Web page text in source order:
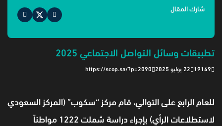
شارك المقال
تطبيقات وسائل التواصل الاجتماعي 2025
19149 22 يوليو 2025 https://scop.sa/?p=2090
للعام الرابع على التوالي، قام مركز “سكوب” (المركز السعودي
لاستطلاعات الرأي) بإجراء دراسة شملت 1222 مواطناً